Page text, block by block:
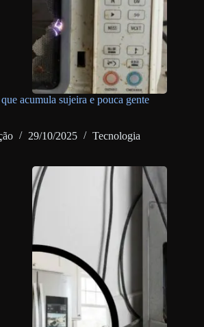
acumula sujeira e pouca gente
29/10/2025 Tecnologia